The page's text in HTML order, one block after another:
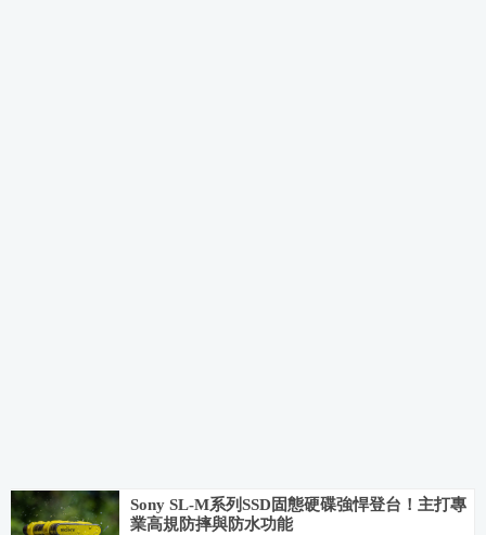
Sony SL-M系列SSD固態硬碟強悍登台！主打專
業高規防摔與防水功能